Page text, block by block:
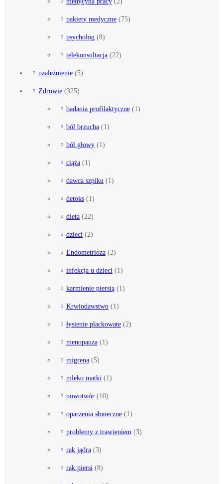
pakiety medyczne (75)
psycholog (8)
telekonsultacja (22)
uzależnienie (5)
Zdrowie (325)
badania profilaktyczne (1)
ból brzucha (1)
ból głowy (1)
ciąża (1)
dawca szpiku (1)
detoks (1)
dieta (22)
dzieci (2)
Endometrioza (2)
infekcja u dzieci (1)
karmienie piersią (1)
Krwiodawstwo (1)
łysienie plackowate (2)
menopauza (1)
migrena (5)
mleko matki (1)
nowotwór (10)
oparzenia słoneczne (1)
problemy z trawieniem (3)
rak jądra (3)
rak piersi (8)